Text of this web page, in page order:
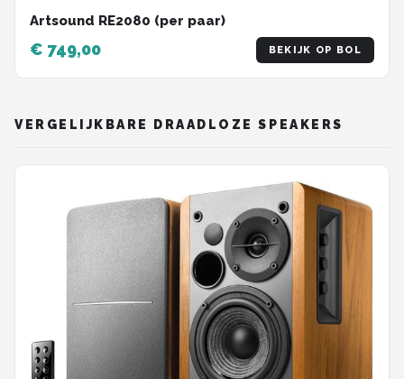
Artsound RE2080 (per paar)
€ 749,00 BEKIJK OP BOL
VERGELIJKBARE DRAADLOZE SPEAKERS